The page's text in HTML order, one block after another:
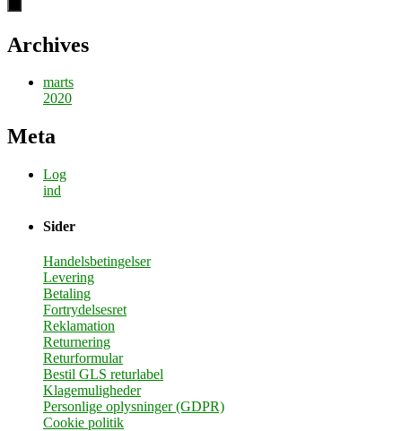
Archives
marts
2020
Meta
Log
ind
Sider
Handelsbetingelser
Levering
Betaling
Fortrydelsesret
Reklamation
Returnering
Returformular
Bestil GLS returlabel
Klagemuligheder
Personlige oplysninger (GDPR)
Cookie politik